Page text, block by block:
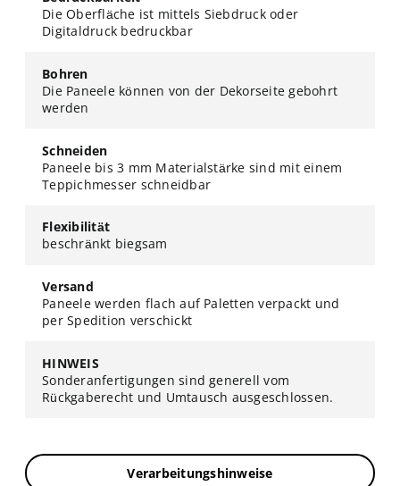
Die Oberfläche ist mittels Siebdruck oder
Digitaldruck bedruckbar
Bohren
Die Paneele können von der Dekorseite gebohrt
werden
Schneiden
Paneele bis 3 mm Materialstärke sind mit einem
Teppichmesser schneidbar
Flexibilität
beschränkt biegsam
Versand
Paneele werden flach auf Paletten verpackt und
per Spedition verschickt
HINWEIS
Sonderanfertigungen sind generell vom
Rückgaberecht und Umtausch ausgeschlossen.
Verarbeitungshinweise